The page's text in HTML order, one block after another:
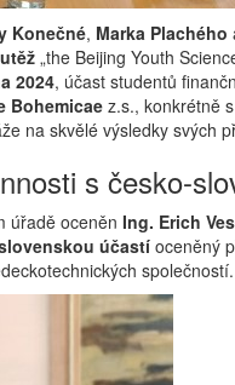
Konečné, Marka Plachého
„the Beijing Youth
2024, účast studentů
Bohemicaez.s., konkrétně
na skvělé výsledky svých
s česko-
úřadě oceněn Ing. Erich
účastíoceněný
společností.